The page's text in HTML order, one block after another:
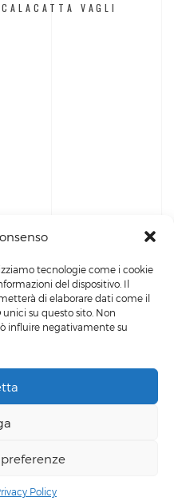
tecnologie come i cookie
del dispositivo. Il
di elaborare dati come il
su questo sito. Non
influire negativamente su
Policy
CALACATTA VAGLI
Siculab
Cookie Policy